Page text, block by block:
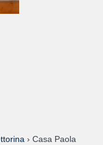
› Casa Paola